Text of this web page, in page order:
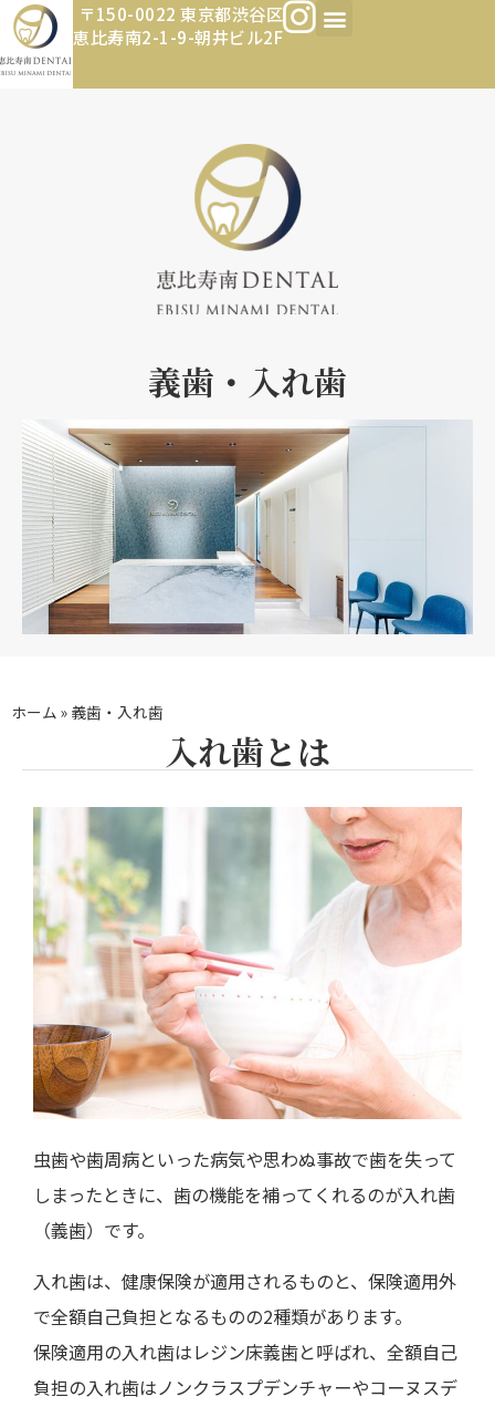
〒150-0022 東京都渋谷区
恵比寿南2-1-9-朝井ビル2F
義歯・入れ歯
ホーム » 義歯・入れ歯
入れ歯とは
虫歯や歯周病といった病気や思わぬ事故で歯を失って
しまったときに、歯の機能を補ってくれるのが入れ歯
（義歯）です。
入れ歯は、健康保険が適用されるものと、保険適用外
で全額自己負担となるものの2種類があります。
保険適用の入れ歯はレジン床義歯と呼ばれ、全額自己
負担の入れ歯はノンクラスプデンチャーやコーヌスデ